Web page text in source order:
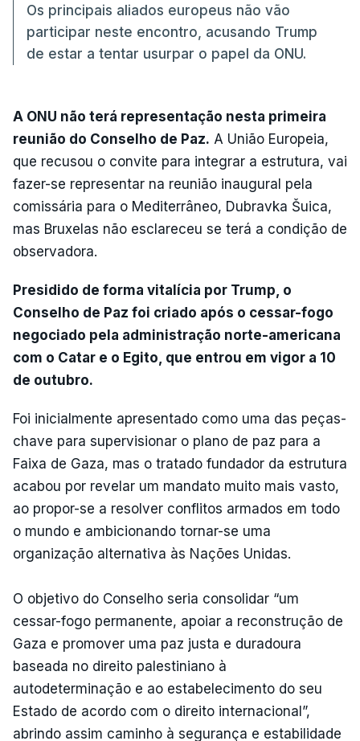
Os principais aliados europeus não vão
participar neste encontro, acusando Trump
de estar a tentar usurpar o papel da ONU.
A ONU não terá representação nesta primeira
reunião do Conselho de Paz. A União Europeia,
que recusou o convite para integrar a estrutura, vai
fazer-se representar na reunião inaugural pela
comissária para o Mediterrâneo, Dubravka Šuica,
mas Bruxelas não esclareceu se terá a condição de
observadora.
Presidido de forma vitalícia por Trump, o
Conselho de Paz foi criado após o cessar-fogo
negociado pela administração norte-americana
com o Catar e o Egito, que entrou em vigor a 10
de outubro.
Foi inicialmente apresentado como uma das peças-
chave para supervisionar o plano de paz para a
Faixa de Gaza, mas o tratado fundador da estrutura
acabou por revelar um mandato muito mais vasto,
ao propor-se a resolver conflitos armados em todo
o mundo e ambicionando tornar-se uma
organização alternativa às Nações Unidas.
O objetivo do Conselho seria consolidar “um
cessar-fogo permanente, apoiar a reconstrução de
Gaza e promover uma paz justa e duradoura
baseada no direito palestiniano à
autodeterminação e ao estabelecimento do seu
Estado de acordo com o direito internacional”,
abrindo assim caminho à segurança e estabilidade